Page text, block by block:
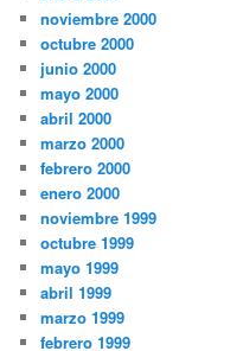
noviembre 2000
octubre 2000
junio 2000
mayo 2000
abril 2000
marzo 2000
febrero 2000
enero 2000
noviembre 1999
octubre 1999
mayo 1999
abril 1999
marzo 1999
febrero 1999